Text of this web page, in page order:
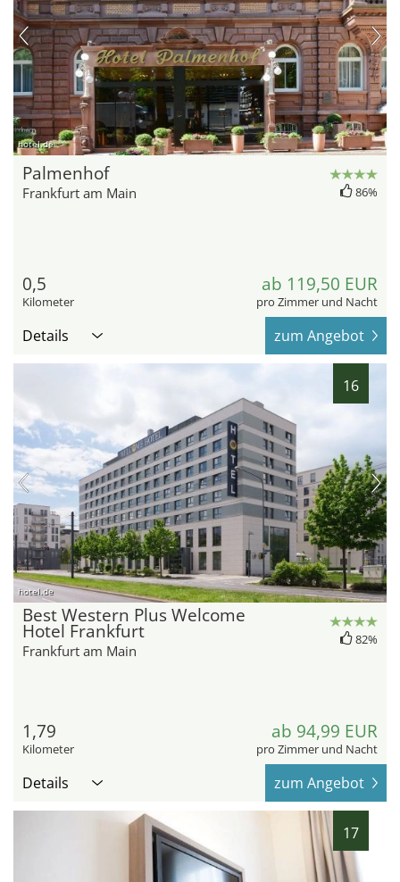
hotel.de
Palmenhof
Frankfurt am Main 86%
0,5
Kilometer
ab 119,50 EUR
pro Zimmer und Nacht
Details zum Angebot
16
hotel.de
Best Western Plus Welcome
Hotel Frankfurt
Frankfurt am Main
82%
1,79
Kilometer
ab 94,99 EUR
pro Zimmer und Nacht
Details zum Angebot
17